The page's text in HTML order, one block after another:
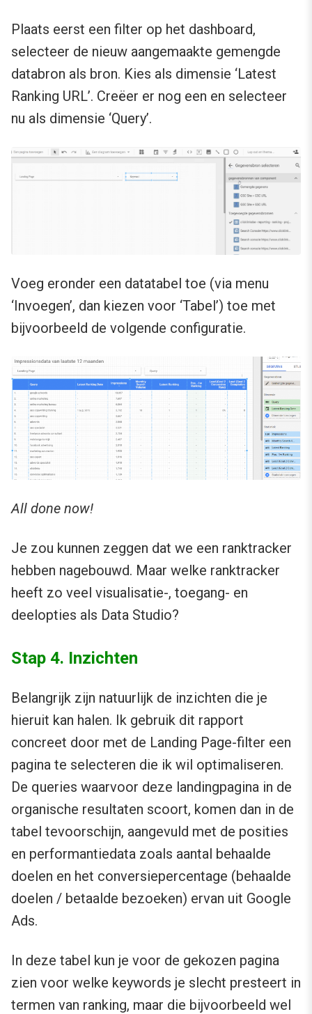
Plaats eerst een filter op het dashboard,
selecteer de nieuw aangemaakte gemengde
databron als bron. Kies als dimensie ‘Latest
Ranking URL’. Creëer er nog een en selecteer
nu als dimensie ‘Query’.
Voeg eronder een datatabel toe (via menu
‘Invoegen’, dan kiezen voor ‘Tabel’) toe met
bijvoorbeeld de volgende configuratie.
All done now!
Je zou kunnen zeggen dat we een ranktracker
hebben nagebouwd. Maar welke ranktracker
heeft zo veel visualisatie-, toegang- en
deelopties als Data Studio?
Stap 4. Inzichten
Belangrijk zijn natuurlijk de inzichten die je
hieruit kan halen. Ik gebruik dit rapport
concreet door met de Landing Page-filter een
pagina te selecteren die ik wil optimaliseren.
De queries waarvoor deze landingpagina in de
organische resultaten scoort, komen dan in de
tabel tevoorschijn, aangevuld met de posities
en performantiedata zoals aantal behaalde
doelen en het conversiepercentage (behaalde
doelen / betaalde bezoeken) ervan uit Google
Ads.
In deze tabel kun je voor de gekozen pagina
zien voor welke keywords je slecht presteert in
termen van ranking, maar die bijvoorbeeld wel